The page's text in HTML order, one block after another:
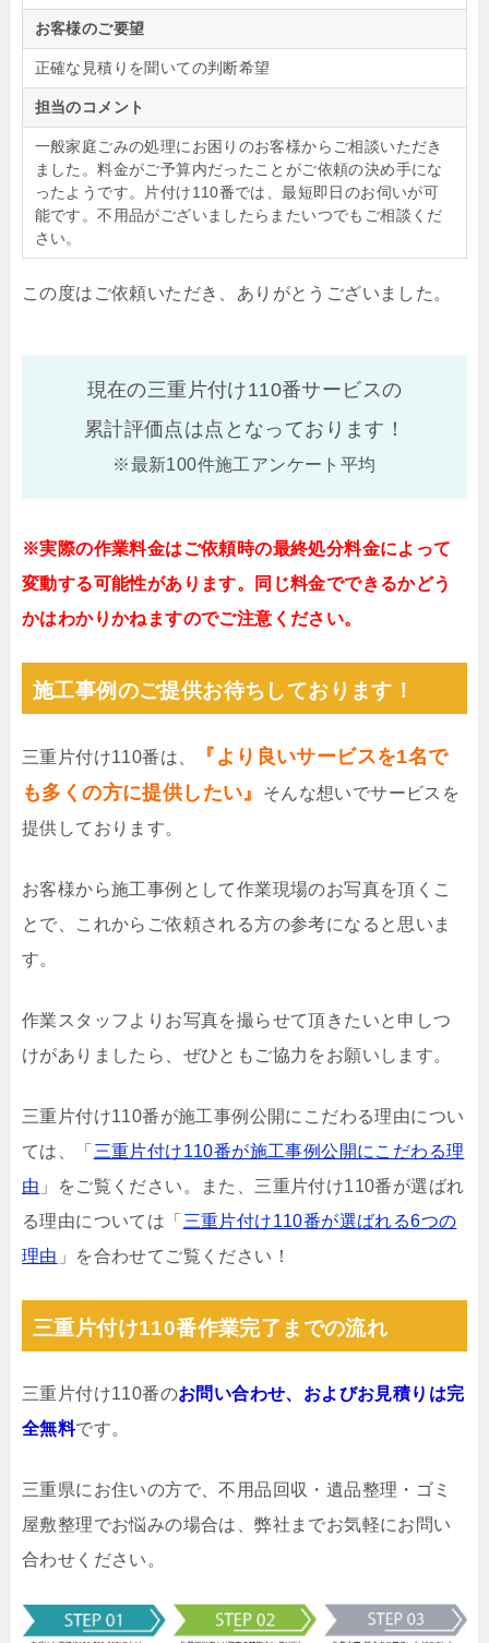
お客様のご要望
正確な見積りを聞いての判断希望
担当のコメント
一般家庭ごみの処理にお困りのお客様からご相談いただき
ました。料金がご予算内だったことがご依頼の決め手にな
ったようです。片付け110番では、最短即日のお伺いが可
能です。不用品がございましたらまたいつでもご相談くだ
さい。
この度はご依頼いただき、ありがとうございました。
現在の三重片付け110番サービスの
累計評価点は点となっております！
※最新100件施工アンケート平均
※実際の作業料金はご依頼時の最終処分料金によって
変動する可能性があります。同じ料金でできるかどう
かはわかりかねますのでご注意ください。
施工事例のご提供お待ちしております！
三重片付け110番は、
『より良いサービスを1名で
も多くの方に提供したい』
そんな想いでサービスを
提供しております。
お客様から施工事例として作業現場のお写真を頂くこ
とで、これからご依頼される方の参考になると思いま
す。
作業スタッフよりお写真を撮らせて頂きたいと申しつ
けがありましたら、ぜひともご協力をお願いします。
三重片付け110番が施工事例公開にこだわる理由につい
ては、「 三重片付け110番が施工事例公開にこだわる理
由 」をご覧ください。また、三重片付け110番が選ばれ
る理由については「 三重片付け110番が選ばれる6つの
理由 」を合わせてご覧ください！
三重片付け110番作業完了までの流れ
三重片付け110番のお問い合わせ、およびお見積りは完
全無料です。
三重県にお住いの方で、不用品回収・遺品整理・ゴミ
屋敷整理でお悩みの場合は、弊社までお気軽にお問い
合わせください。